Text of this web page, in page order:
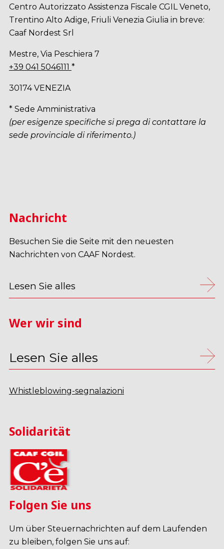
Centro Autorizzato Assistenza Fiscale CGIL Veneto,
Trentino Alto Adige, Friuli Venezia Giulia in breve:
Caaf Nordest Srl
Mestre, Via Peschiera 7
+39 041 5046111 *
30174 VENEZIA
* Sede Amministrativa
(per esigenze specifiche si prega di contattare la
sede provinciale di riferimento.)
Nachricht
Besuchen Sie die Seite mit den neuesten
Nachrichten von CAAF Nordest.
Lesen Sie alles
Wer wir sind
Lesen Sie alles
Whistleblowing-segnalazioni
Solidarität
Folgen Sie uns
Um über Steuernachrichten auf dem Laufenden
zu bleiben, folgen Sie uns auf: